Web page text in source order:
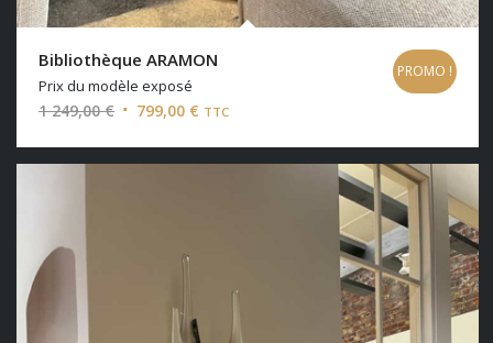
Bibliothèque ARAMON
Prix du modèle exposé
1 249,00€ Le
initial
799,00 € Le
actuel
TTC
PROMO !